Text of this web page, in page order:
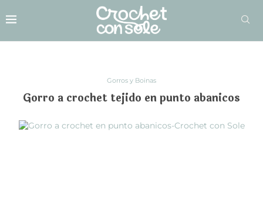
Gorros y Boinas
Gorro a crochet tejido en punto abanicos